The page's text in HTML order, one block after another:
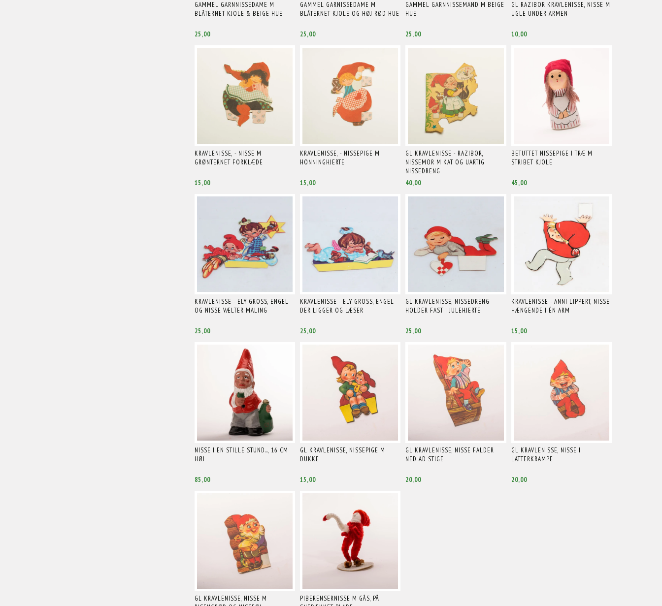
GAMMEL GARNNISSEDAME M
BLÅTERNET KJOLE & BEIGE HUE
25,00
GAMMEL GARNISSEDAME M
BLÅTERNET KJOLE OG HØJ RØD HUE
25,00
GAMMEL GARNNISSEMAND M BEIGE
HUE
25,00
GL RAZIBOR KRAVLENISSE, NISSE M
UGLE UNDER ARMEN
10,00
KRAVLENISSE, - NISSE M
GRØNTERNET FORKLÆDE
15,00
KRAVLENISSE, - NISSEPIGE M
HONNINGHJERTE
15,00
GL KRAVLENISSE - RAZIBOR,
NISSEMOR M KAT OG UARTIG
NISSEDRENG
40,00
BETUTTET NISSEPIGE I TRÆ M
STRIBET KJOLE
45,00
KRAVLENISSE - ELY GROSS, ENGEL
OG NISSE VÆLTER MALING
25,00
KRAVLENISSE - ELY GROSS, ENGEL
DER LIGGER OG LÆSER
25,00
GL KRAVLENISSE, NISSEDRENG
HOLDER FAST I JULEHJERTE
25,00
KRAVLENISSE - ANNI LIPPERT, NISSE
HÆNGENDE I ÉN ARM
15,00
NISSE I EN STILLE STUND..., 16 CM
HØJ
85,00
GL KRAVLENISSE, NISSEPIGE M
DUKKE
15,00
GL KRAVLENISSE, NISSE FALDER
NED AD STIGE
20,00
GL KRAVLENISSE, NISSE I
LATTERKRAMPE
20,00
GL KRAVLENISSE, NISSE M
PIBERENSERNISSE M GÅS, PÅ